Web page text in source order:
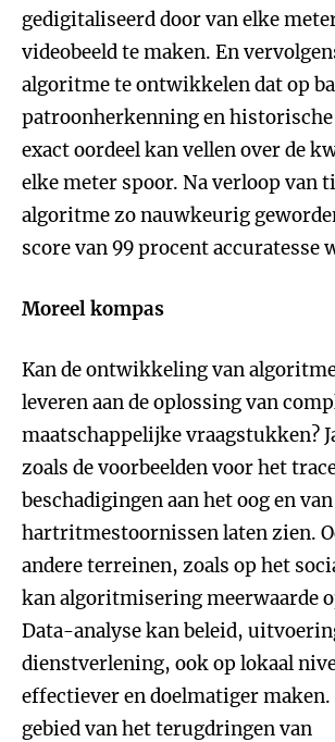
gedigitaliseerd door van elke
videobeeld te maken. En
algoritme te ontwikkelen dat op
patroonherkenning en historische
exact oordeel kan vellen over de
elke meter spoor. Na verloop van
algoritme zo nauwkeurig
score van 99 procent accuratesse
Moreel kompas
Kan de ontwikkeling van
leveren aan de oplossing van
maatschappelijke vraagstukken?
zoals de voorbeelden voor het
beschadigingen aan het oog en van
hartritmestoornissen laten zien.
andere terreinen, zoals op het
kan algoritmisering meerwaarde
Data-analyse kan beleid,
dienstverlening, ook op lokaal
effectiever en doelmatiger maken.
gebied van het terugdringen van